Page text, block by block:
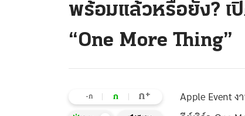
พร้อมแล้วหรือยัง? เ
“One More Thing”
-ก ก ก+
Apple Event